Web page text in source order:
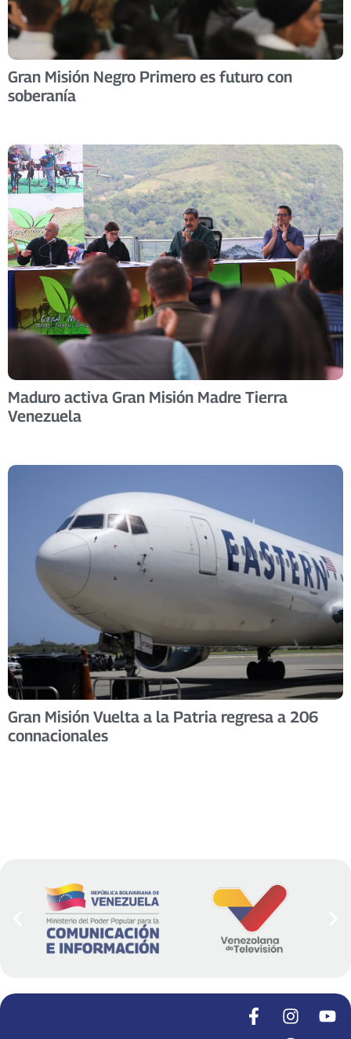
Gran Misión Negro Primero es futuro con
soberanía
Maduro activa Gran Misión Madre Tierra
Venezuela
Gran Misión Vuelta a la Patria regresa a 206
connacionales